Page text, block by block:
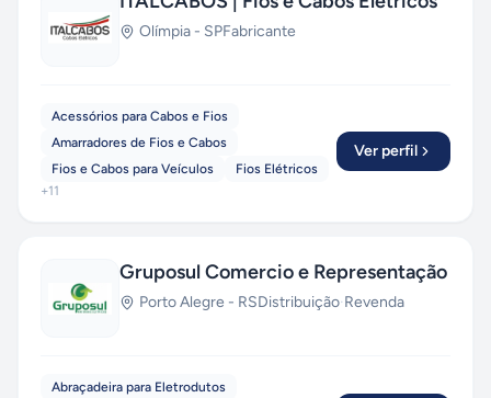
Olímpia - SPFabricante
Acessórios para Cabos e Fios
Amarradores de Fios e Cabos
Fios e Cabos para Veículos
Fios Elétricos
+11
Ver perfil
Gruposul Comercio e Representação
Porto Alegre - RSDistribuição·Revenda
Abraçadeira para Eletrodutos